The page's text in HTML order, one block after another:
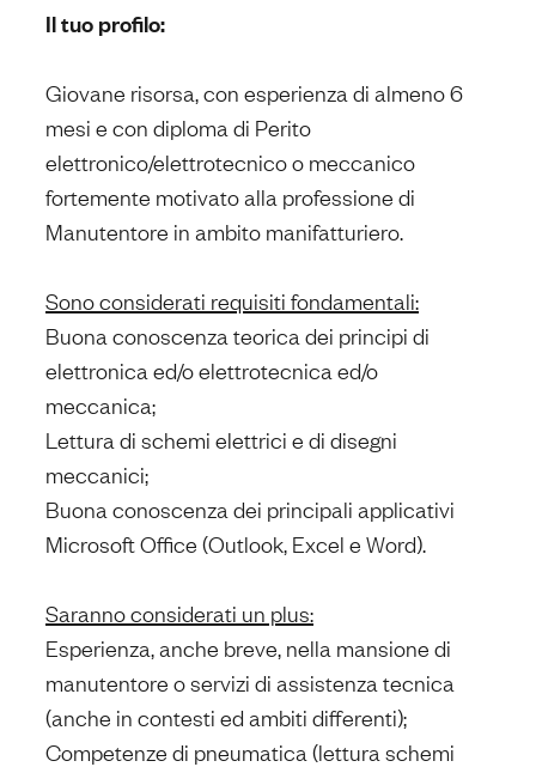
Il tuo profilo:
Giovane risorsa, con esperienza di almeno 6
mesi e con diploma di Perito
elettronico/elettrotecnico o meccanico
fortemente motivato alla professione di
Manutentore in ambito manifatturiero.
Sono considerati requisiti fondamentali:
Buona conoscenza teorica dei principi di
elettronica ed/o elettrotecnica ed/o
meccanica;
Lettura di schemi elettrici e di disegni
meccanici;
Buona conoscenza dei principali applicativi
Microsoft Office (Outlook, Excel e Word).
Saranno considerati un plus:
Esperienza, anche breve, nella mansione di
manutentore o servizi di assistenza tecnica
(anche in contesti ed ambiti differenti);
Competenze di pneumatica (lettura schemi